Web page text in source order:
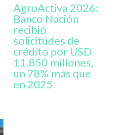
AgroActiva 2026:
Banco Nación
recibió
solicitudes de
crédito por USD
11.850 millones,
un 78% más que
en 2025